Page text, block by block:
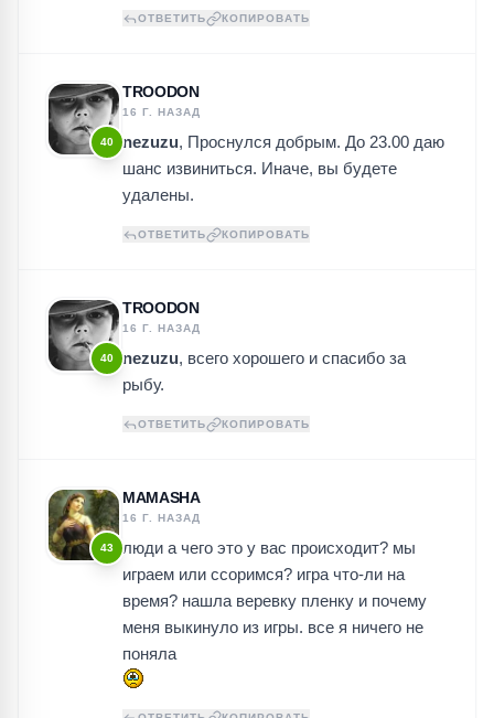
ОТВЕТИТЬ КОПИРОВАТЬ
40
TROODON
16 Г. НАЗАД
nezuzu, Проснулся добрым. До 23.00 даю
шанс извиниться. Иначе, вы будете
удалены.
ОТВЕТИТЬ КОПИРОВАТЬ
40
TROODON
16 Г. НАЗАД
nezuzu, всего хорошего и спасибо за
рыбу.
ОТВЕТИТЬ КОПИРОВАТЬ
43
MAMASHA
16 Г. НАЗАД
люди а чего это у вас происходит? мы
играем или ссоримся? игра что-ли на
время? нашла веревку пленку и почему
меня выкинуло из игры. все я ничего не
поняла